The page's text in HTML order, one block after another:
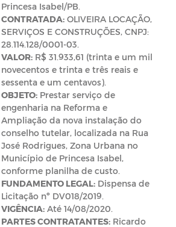
Princesa Isabel/PB.
CONTRATADA:OLIVEIRA LOCAÇÃO,
SERVIÇOS E CONSTRUÇÕES, CNPJ:
28.114.128/0001-03.
VALOR:R$ 31.933,61 (trinta e um mil
novecentos e trinta e três reais e
sessenta e um centavos).
OBJETO:Prestar serviço de
engenharia na Reforma e
Ampliação da nova instalação do
conselho tutelar, localizada na Rua
José Rodrigues, Zona Urbana no
Município de Princesa Isabel,
conforme planilha de custo.
FUNDAMENTO LEGAL:Dispensa de
Licitação nº DV018/2019.
VIGÊNCIA:Até 14/08/2020.
PARTES CONTRATANTES:Ricardo